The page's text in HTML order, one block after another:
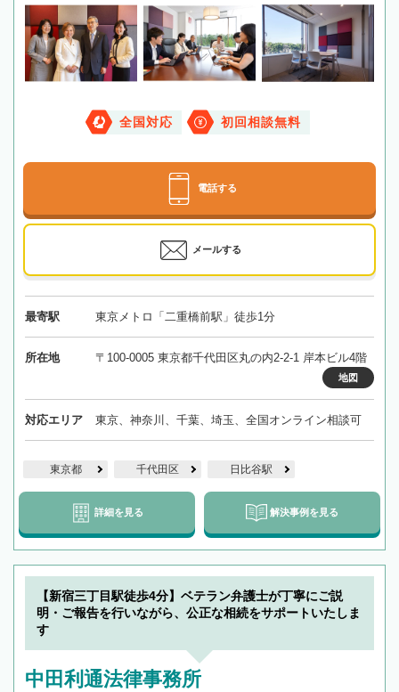
全国対応 初回相談無料
電話する
メールする
最寄駅 東京メトロ「二重橋前駅」徒歩1分
所在地 〒100-0005 東京都千代田区丸の内2-2-1 岸本ビル4階
地図
対応エリア 東京、神奈川、千葉、埼玉、全国オンライン相談可
東京都 千代田区 日比谷駅
詳細を見る 解決事例を見る
【新宿三丁目駅徒歩4分】ベテラン弁護士が丁寧にご説
明・ご報告を行いながら、公正な相続をサポートいたしま
す
中田利通法律事務所